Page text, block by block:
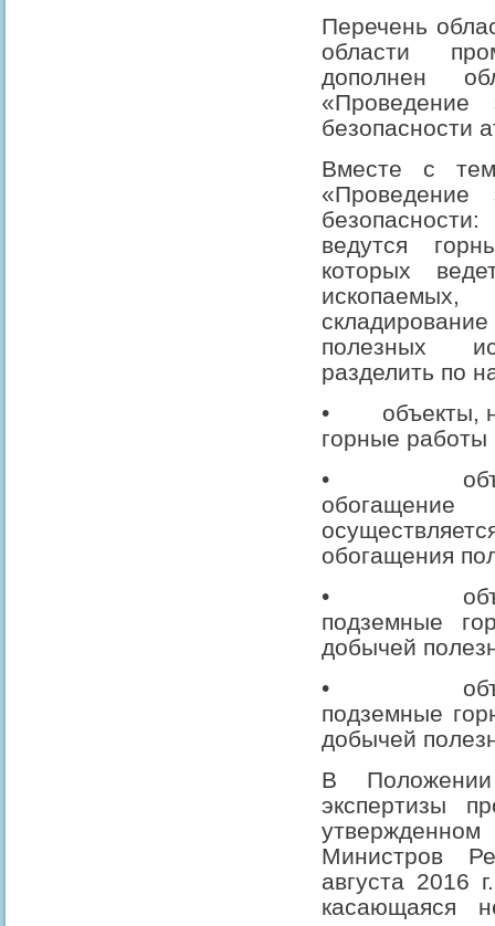
Перечень
области
дополнен
«Проведение
безопасности
Вместе с
«Проведение
ведутся
которых
полезных
разделить по
•
объекты,
горные
•
обогащения
•
подземные
добычей
•
подземные
добычей
В
экспертизы
Министров
августа 2016
касающаяся